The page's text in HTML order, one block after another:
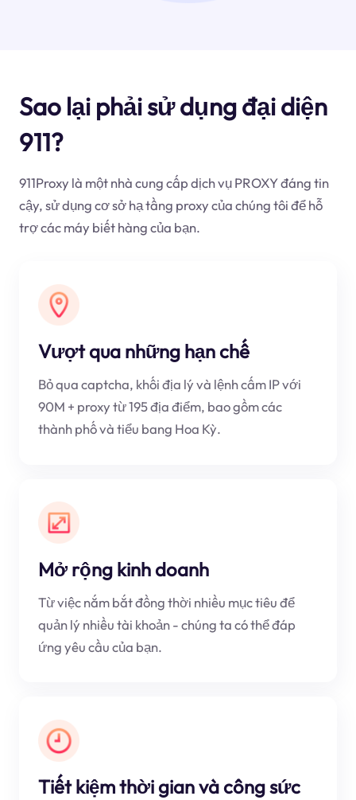
Sao lại phải sử dụng đại diện
911?
911Proxy là một nhà cung cấp dịch vụ PROXY đáng tin
cậy, sử dụng cơ sở hạ tầng proxy của chúng tôi để hỗ
trợ các máy biết hàng của bạn.
Vượt qua những hạn chế
Bỏ qua captcha, khối địa lý và lệnh cấm IP với
90M + proxy từ 195 địa điểm, bao gồm các
thành phố và tiểu bang Hoa Kỳ.
Mở rộng kinh doanh
Từ việc nắm bắt đồng thời nhiều mục tiêu để
quản lý nhiều tài khoản - chúng ta có thể đáp
ứng yêu cầu của bạn.
Tiết kiệm thời gian và công sức